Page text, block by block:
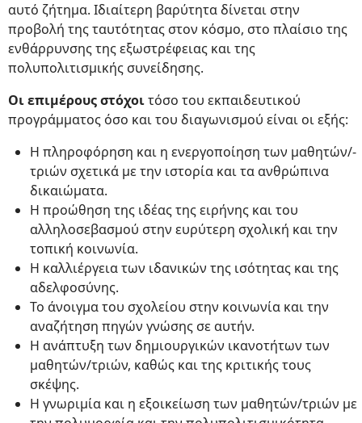
αυτό ζήτημα. Ιδιαίτερη βαρύτητα δίνεται στην
προβολή της ταυτότητας στον κόσμο, στο πλαίσιο της
ενθάρρυνσης της εξωστρέφειας και της
πολυπολιτισμικής συνείδησης.
Οι επιμέρους στόχοιτόσο του εκπαιδευτικού
προγράμματος όσο και του διαγωνισμού είναι οι εξής:
Η πληροφόρηση και η ενεργοποίηση των μαθητών/-
τριών σχετικά με την ιστορία και τα ανθρώπινα
δικαιώματα.
Η προώθηση της ιδέας της ειρήνης και του
αλληλοσεβασμού στην ευρύτερη σχολική και την
τοπική κοινωνία.
Η καλλιέργεια των ιδανικών της ισότητας και της
αδελφοσύνης.
Το άνοιγμα του σχολείου στην κοινωνία και την
αναζήτηση πηγών γνώσης σε αυτήν.
Η ανάπτυξη των δημιουργικών ικανοτήτων των
μαθητών/τριών, καθώς και της κριτικής τους
σκέψης.
Η γνωριμία και η εξοικείωση των μαθητών/τριών με